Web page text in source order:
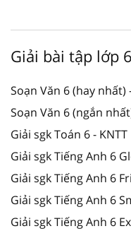
Giải bài tập lớp
Soạn Văn 6 (hay nhất)
Soạn Văn 6 (ngắn
Giải sgk Toán 6 - KNTT
Giải sgk Tiếng Anh 6
Giải sgk Tiếng Anh 6
Giải sgk Tiếng Anh 6
Giải sgk Tiếng Anh 6